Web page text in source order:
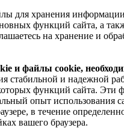
для хранения
функций сайта, а
на хранение и
и файлы cookie,
стабильной и надежной
функций сайта. Эти
опыт использования
в течение
вашего браузера.